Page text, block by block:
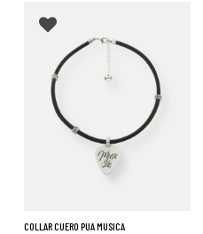
Añadir a favoritos
COLLAR CUERO PUA MUSICA